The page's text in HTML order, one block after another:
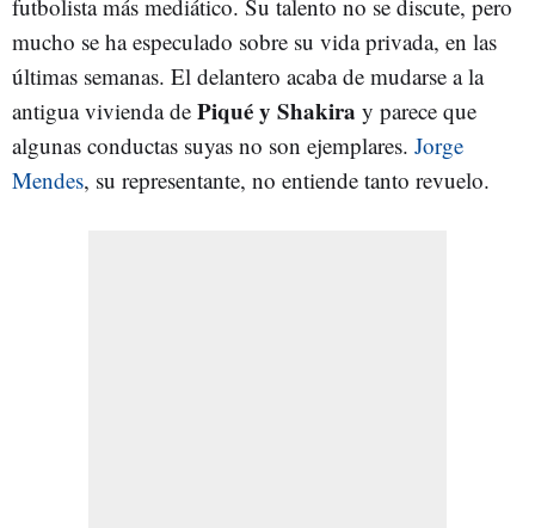
futbolista más mediático. Su talento no se discute, pero
mucho se ha especulado sobre su vida privada, en las
últimas semanas. El delantero acaba de mudarse a la
antigua vivienda de Piqué y Shakira y parece que
algunas conductas suyas no son ejemplares. Jorge
Mendes, su representante, no entiende tanto revuelo.